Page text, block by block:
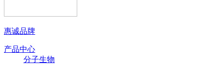
惠诚品牌
产品中心
分子生物